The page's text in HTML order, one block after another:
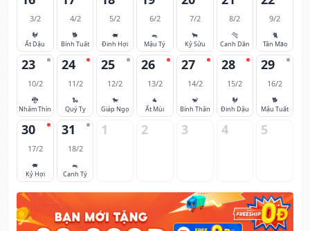
3/2
🐓
Ất Dậu
4/2
🐕
Bính Tuất
5/2
🐖
Đinh Hợi
6/2
🐀
Mậu Tý
7/2
🐂
Kỷ Sửu
8/2
🐅
Canh Dần
9/2
🐈
Tân Mão
23
10/2
🐉
Nhâm Thìn
24
11/2
🐍
Quý Tỵ
25
12/2
🐎
Giáp Ngọ
26
13/2
🐐
Ất Mùi
27
14/2
🐒
Bính Thân
28
15/2
🐓
Đinh Dậu
29
16/2
🐕
Mậu Tuất
30
17/2
🐖
Kỷ Hợi
31
18/2
🐀
Canh Tý
1 2 3 4 5